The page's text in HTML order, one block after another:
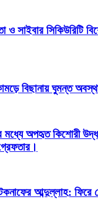
সাইবার সিকিউরিটি
বিছানায় ঘুমন্ত
মধ্যে অপহৃত কিশোরী
আব্দুল্লাহ: ফিরে